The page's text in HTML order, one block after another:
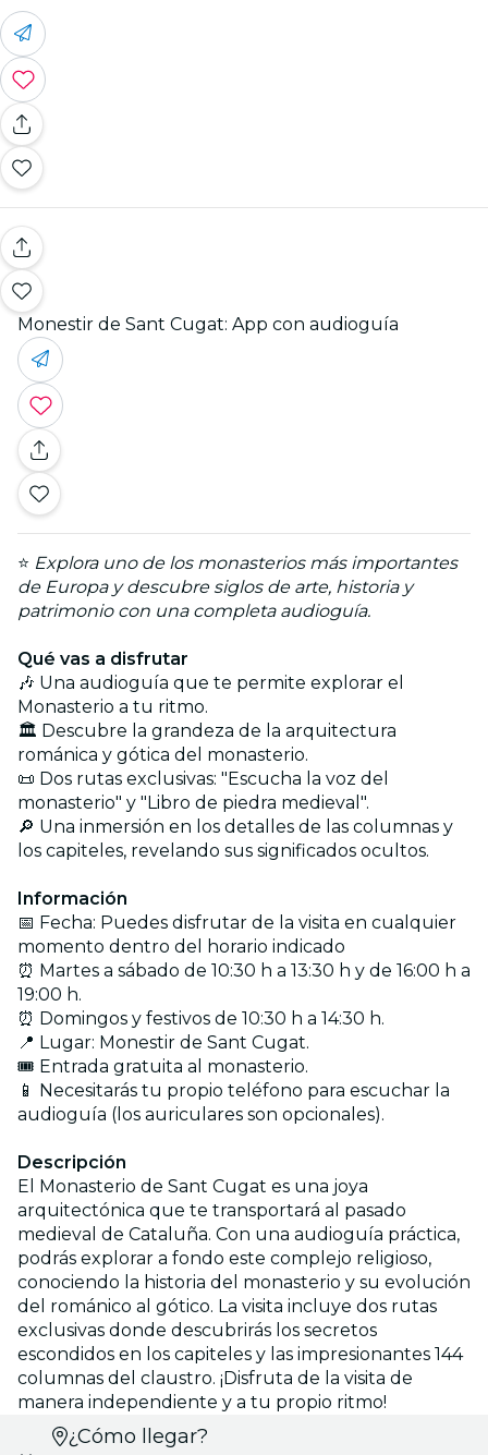
Monestir de Sant Cugat: App con audioguía
⭐ Explora uno de los monasterios más importantes
de Europa y descubre siglos de arte, historia y
patrimonio con una completa audioguía.
Qué vas a disfrutar
🎶 Una audioguía que te permite explorar el
Monasterio a tu ritmo.
🏛️ Descubre la grandeza de la arquitectura
románica y gótica del monasterio.
📜 Dos rutas exclusivas: "Escucha la voz del
monasterio" y "Libro de piedra medieval".
🔎 Una inmersión en los detalles de las columnas y
los capiteles, revelando sus significados ocultos.
Información
📅 Fecha: Puedes disfrutar de la visita en cualquier
momento dentro del horario indicado
⏰ Martes a sábado de 10:30 h a 13:30 h y de 16:00 h a
19:00 h.
⏰ Domingos y festivos de 10:30 h a 14:30 h.
📍 Lugar: Monestir de Sant Cugat.
🎟️ Entrada gratuita al monasterio.
📱 Necesitarás tu propio teléfono para escuchar la
audioguía (los auriculares son opcionales).
Descripción
El Monasterio de Sant Cugat es una joya
arquitectónica que te transportará al pasado
medieval de Cataluña. Con una audioguía práctica,
podrás explorar a fondo este complejo religioso,
conociendo la historia del monasterio y su evolución
del románico al gótico. La visita incluye dos rutas
exclusivas donde descubrirás los secretos
escondidos en los capiteles y las impresionantes 144
columnas del claustro. ¡Disfruta de la visita de
manera independiente y a tu propio ritmo!
Selecciona
¿Cómo llegar?